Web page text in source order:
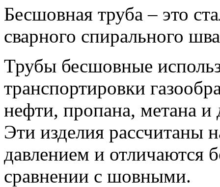
Бесшовная труба – это
сварного спирального
Трубы бесшовные
транспортировки
нефти, пропана, метана и
Эти изделия рассчитаны
давлением и отличаются
сравнении с шовными.